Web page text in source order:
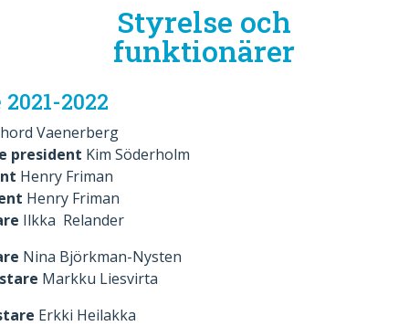
Styrelse och
funktionärer
2022
Vaenerberg
president Kim Söderholm
Henry Friman
Henry Friman
Ilkka Relander
Nina Björkman-Nysten
Markku Liesvirta
Erkki Heilakka